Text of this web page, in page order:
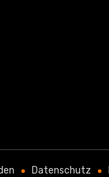
Datenschutz